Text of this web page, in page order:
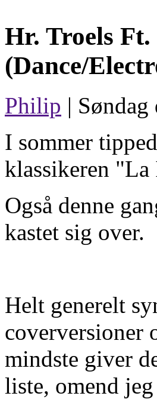
Hr. Troels
(Dance/
Philip |
I sommer
klassikeren
Også denne
kastet sig over.
Helt generelt
coverversioner
mindste giver
liste, omend